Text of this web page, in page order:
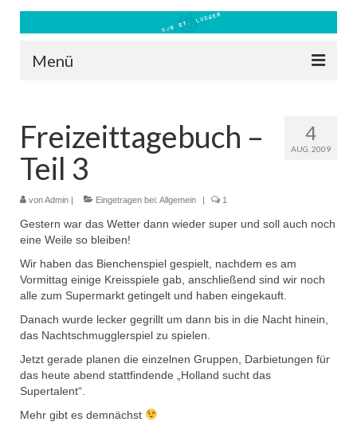
Menü
Kontakt
Bilder
Freizeit 2026
Datenschutz
Impressum
Downloads
4
AUG. 2009
Freizeittagebuch –
Teil 3
vonAdmin | Eingetragen bei: Allgemein | 1
Gestern war das Wetter dann wieder super und soll auch noch
eine Weile so bleiben!
Wir haben das Bienchenspiel gespielt, nachdem es am
Vormittag einige Kreisspiele gab, anschließend sind wir noch
alle zum Supermarkt getingelt und haben eingekauft.
Danach wurde lecker gegrillt um dann bis in die Nacht hinein,
das Nachtschmugglerspiel zu spielen.
Jetzt gerade planen die einzelnen Gruppen, Darbietungen für
das heute abend stattfindende „Holland sucht das
Supertalent“.
Mehr gibt es demnächst